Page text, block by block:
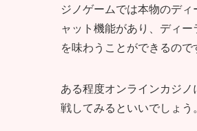
ジノゲームでは本物のデ
ャット機能があり、ディ
を味わうことができるので
ある程度オンラインカジ
戦してみるといいでしょう